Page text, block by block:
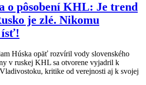
o pôsobení KHL: Je trend
je zlé. Nikomu
ísť!
Húska opäť rozvíril vody slovenského
v ruskej KHL sa otvorene vyjadril k
kritike od verejnosti aj k svojej